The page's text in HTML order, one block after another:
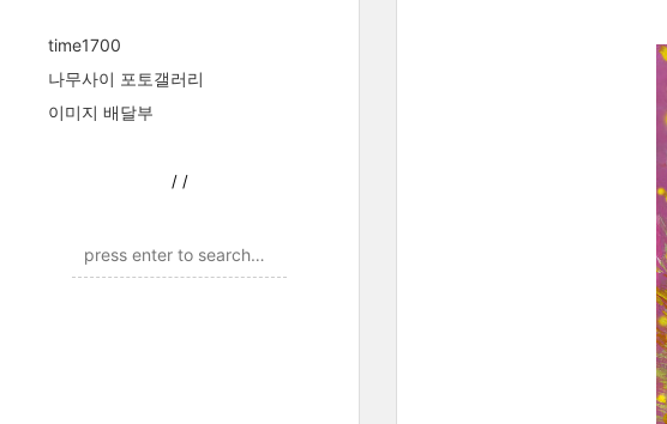
time1700
나무사이 포토갤러리
이미지 배달부
/ /